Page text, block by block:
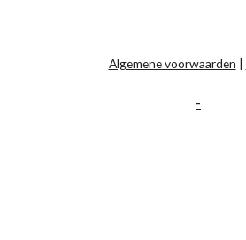
Algemene voorwaarden |
-